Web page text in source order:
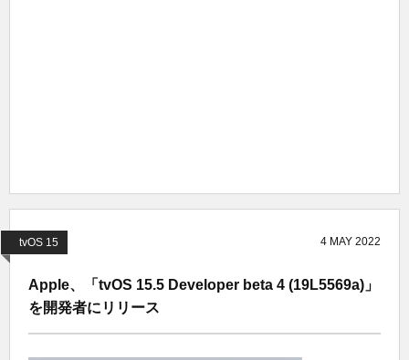
tvOS 15 4 MAY 2022
Apple、「tvOS 15.5 Developer beta 4 (19L5569a)」
を開発者にリリース